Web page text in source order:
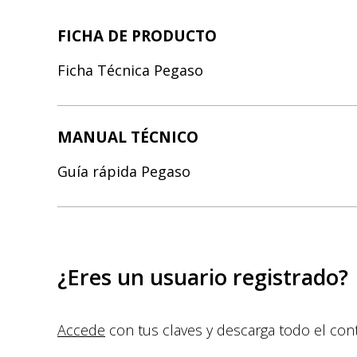
FICHA DE PRODUCTO
Ficha Técnica Pegaso
MANUAL TÉCNICO
Guía rápida Pegaso
¿Eres un usuario registrado?
Accede con tus claves y descarga todo el